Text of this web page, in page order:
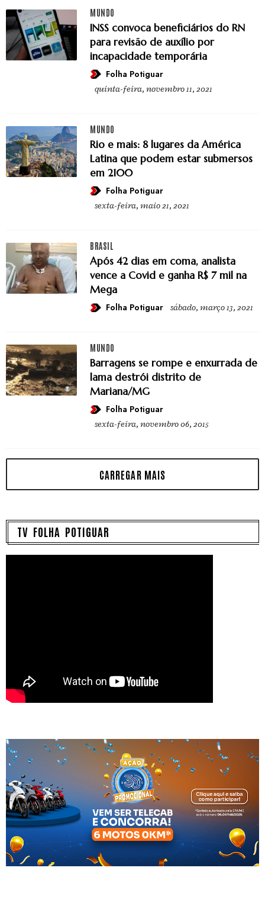
MUNDO
INSS convoca beneficiários do RN
para revisão de auxílio por
incapacidade temporária
Folha Potiguar
quinta-feira, novembro 11, 2021
MUNDO
Rio e mais: 8 lugares da América
Latina que podem estar submersos
em 2100
Folha Potiguar
sexta-feira, maio 21, 2021
BRASIL
Após 42 dias em coma, analista
vence a Covid e ganha R$ 7 mil na
Mega
Folha Potiguar sábado, março 13, 2021
MUNDO
Barragens se rompe e enxurrada de
lama destrói distrito de
Mariana/MG
Folha Potiguar
sexta-feira, novembro 06, 2015
TV FOLHA POTIGUAR